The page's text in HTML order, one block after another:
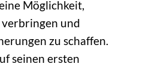
Möglichkeit,
verbringen und
zu schaffen.
seinen ersten